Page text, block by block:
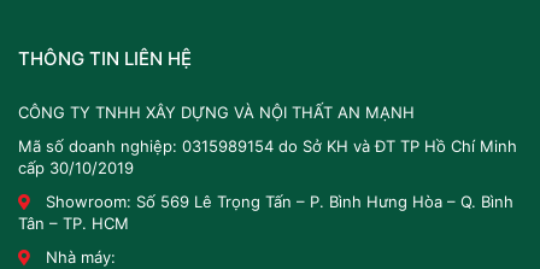
THÔNG TIN LIÊN HỆ
CÔNG TY TNHH XÂY DỰNG VÀ NỘI THẤT AN MẠNH
Mã số doanh nghiệp: 0315989154 do Sở KH và ĐT TP Hồ Chí Minh
cấp 30/10/2019
Showroom: Số 569 Lê Trọng Tấn – P. Bình Hưng Hòa – Q. Bình
Tân – TP. HCM
Nhà máy: